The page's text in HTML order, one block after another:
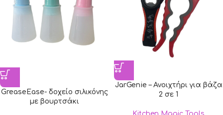
GreaseEase- δοχείο σιλικόνης
με βουρτσάκι
JarGenie – Ανοιχτήρι για βάζα
2 σε 1